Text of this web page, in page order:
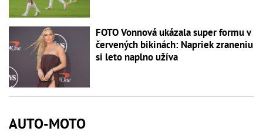
FOTO Vonnová ukázala super formu v
červených bikinách: Napriek zraneniu
si leto naplno užíva
AUTO-MOTO